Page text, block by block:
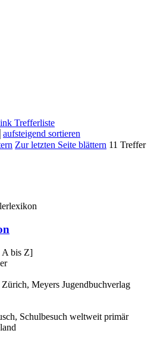
Trefferliste
aufsteigend sortieren
Zur letzten Seite blättern 11 Treffer
A bis Z]
Meyers Jugendbuchverlag